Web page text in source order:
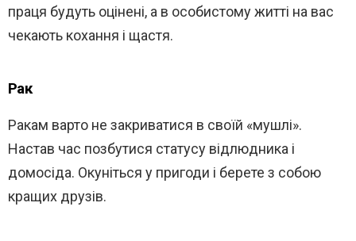
праця будуть оцінені, а в особистому житті на вас
чекають кохання і щастя.
Рак
Ракам варто не закриватися в своїй «мушлі».
Настав час позбутися статусу відлюдника і
домосіда. Окуніться у пригоди і берете з собою
кращих друзів.